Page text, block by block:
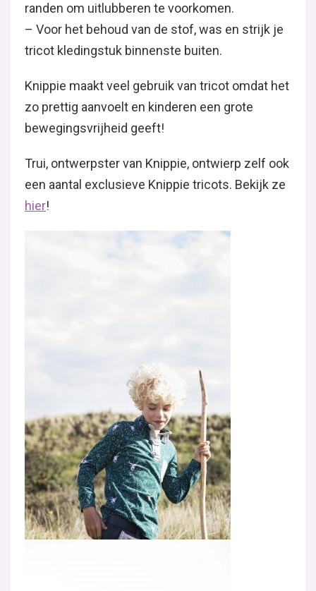
randen om uitlubberen te voorkomen.
– Voor het behoud van de stof, was en strijk je
tricot kledingstuk binnenste buiten.
Knippie maakt veel gebruik van tricot omdat het
zo prettig aanvoelt en kinderen een grote
bewegingsvrijheid geeft!
Trui, ontwerpster van Knippie, ontwierp zelf ook
een aantal exclusieve Knippie tricots. Bekijk ze
hier!